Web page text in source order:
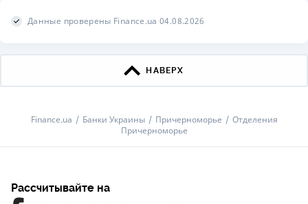
Данные проверены Finance.ua 04.08.2026
НАВЕРХ
Finance.ua Банки Украины Причерноморье
Отделения
Причерноморье
Рассчитывайте на